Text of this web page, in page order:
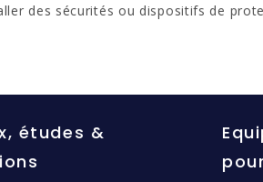
des sécurités ou dispositifs de
études &